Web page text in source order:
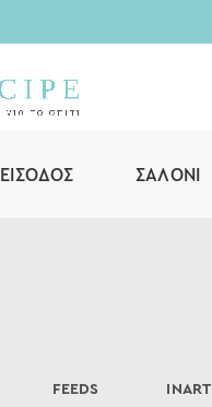
ΕΊΣΟΔΟΣ ΣΑΛΌΝΙ
FEEDS INART